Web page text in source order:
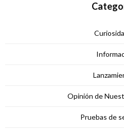
Opinión de
Pruebas de